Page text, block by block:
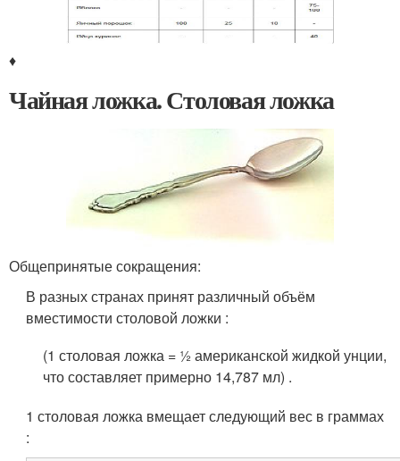
♦
Чайная ложка. Столовая ложка
Общепринятые сокращения:
В разных странах принят различный объём
вместимости столовой ложки :
(1 столовая ложка = ½ американской жидкой унции,
что составляет примерно 14,787 мл) .
1 столовая ложка вмещает следующий вес в граммах
: